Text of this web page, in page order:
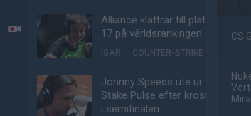
LIVESÄNDNINGAR
Alliance klättrar till plats
17 på världsrankingen
IGÅR COUNTER-STRIKE
Johnny Speeds ute ur
Stake Pulse efter kross
i semifinalen